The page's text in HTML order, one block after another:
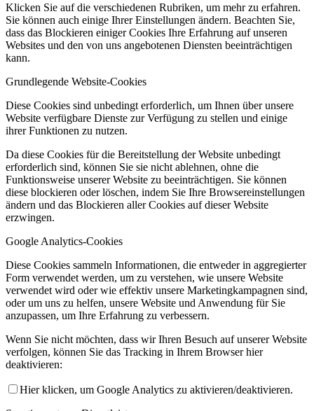
Klicken Sie auf die verschiedenen Rubriken, um mehr zu erfahren.
Sie können auch einige Ihrer Einstellungen ändern. Beachten Sie,
dass das Blockieren einiger Cookies Ihre Erfahrung auf unseren
Websites und den von uns angebotenen Diensten beeinträchtigen
kann.
Grundlegende Website-Cookies
Diese Cookies sind unbedingt erforderlich, um Ihnen über unsere
Website verfügbare Dienste zur Verfügung zu stellen und einige
ihrer Funktionen zu nutzen.
Da diese Cookies für die Bereitstellung der Website unbedingt
erforderlich sind, können Sie sie nicht ablehnen, ohne die
Funktionsweise unserer Website zu beeinträchtigen. Sie können
diese blockieren oder löschen, indem Sie Ihre Browsereinstellungen
ändern und das Blockieren aller Cookies auf dieser Website
erzwingen.
Google Analytics-Cookies
Diese Cookies sammeln Informationen, die entweder in aggregierter
Form verwendet werden, um zu verstehen, wie unsere Website
verwendet wird oder wie effektiv unsere Marketingkampagnen sind,
oder um uns zu helfen, unsere Website und Anwendung für Sie
anzupassen, um Ihre Erfahrung zu verbessern.
Wenn Sie nicht möchten, dass wir Ihren Besuch auf unserer Website
verfolgen, können Sie das Tracking in Ihrem Browser hier
deaktivieren:
Hier klicken, um Google Analytics zu aktivieren/deaktivieren.